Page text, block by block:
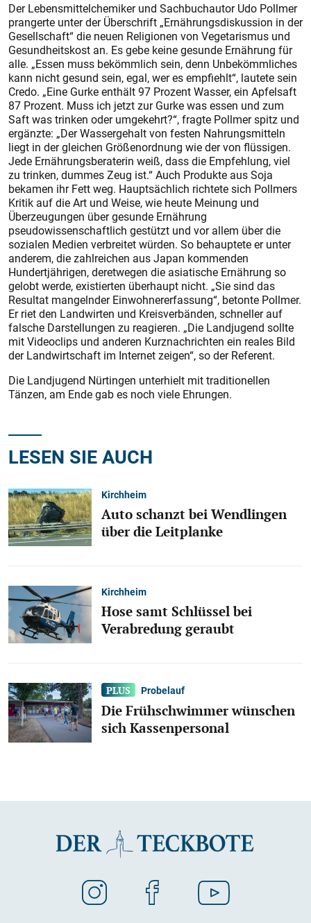
Der Lebensmittelchemiker und Sachbuchautor Udo Pollmer
prangerte unter der Überschrift „Ernährungsdiskussion in der
Gesellschaft“ die neuen Religionen von Vegetarismus und
Gesundheitskost an. Es gebe keine gesunde Ernährung für
alle. „Essen muss bekömmlich sein, denn Unbekömmliches
kann nicht gesund sein, egal, wer es empfiehlt“, lautete sein
Credo. „Eine Gurke enthält 97 Prozent Wasser, ein Apfelsaft
87 Prozent. Muss ich jetzt zur Gurke was essen und zum
Saft was trinken oder umgekehrt?“, fragte Pollmer spitz und
ergänzte: „Der Wassergehalt von festen Nahrungsmitteln
liegt in der gleichen Größenordnung wie der von flüssigen.
Jede Ernährungsberaterin weiß, dass die Empfehlung, viel
zu trinken, dummes Zeug ist.“ Auch Produkte aus Soja
bekamen ihr Fett weg. Hauptsächlich richtete sich Pollmers
Kritik auf die Art und Weise, wie heute Meinung und
Überzeugungen über gesunde Ernährung
pseudowissenschaftlich gestützt und vor allem über die
sozialen Medien verbreitet würden. So behauptete er unter
anderem, die zahlreichen aus Japan kommenden
Hundertjährigen, deretwegen die asiatische Ernährung so
gelobt werde, existierten überhaupt nicht. „Sie sind das
Resultat mangelnder Einwohnererfassung“, betonte Pollmer.
Er riet den Landwirten und Kreisverbänden, schneller auf
falsche Darstellungen zu reagieren. „Die Landjugend sollte
mit Videoclips und anderen Kurznachrichten ein reales Bild
der Landwirtschaft im Internet zeigen“, so der Referent.
Die Landjugend Nürtingen unterhielt mit traditionellen
Tänzen, am Ende gab es noch viele Ehrungen.
LESEN SIE AUCH
Kirchheim
Auto schanzt bei Wendlingen
über die Leitplanke
Kirchheim
Hose samt Schlüssel bei
Verabredung geraubt
Probelauf
Die Frühschwimmer wünschen
sich Kassenpersonal